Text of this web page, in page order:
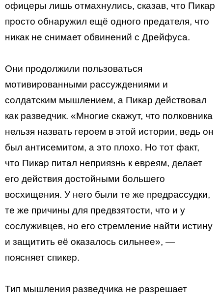
офицеры лишь отмахнулись, сказав, что Пикар
просто обнаружил ещё одного предателя, что
никак не снимает обвинений с Дрейфуса.
Они продолжили пользоваться
мотивированными рассуждениями и
солдатским мышлением, а Пикар действовал
как разведчик. «Многие скажут, что полковника
нельзя назвать героем в этой истории, ведь он
был антисемитом, а это плохо. Но тот факт,
что Пикар питал неприязнь к евреям, делает
его действия достойными большего
восхищения. У него были те же предрассудки,
те же причины для предвзятости, что и у
сослуживцев, но его стремление найти истину
и защитить её оказалось сильнее», —
поясняет спикер.
Тип мышления разведчика не разрешает